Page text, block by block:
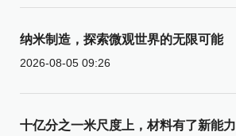
纳米制造，探索微观世界的无限可能
2026-08-05 09:26
十亿分之一米尺度上，材料有了新能力